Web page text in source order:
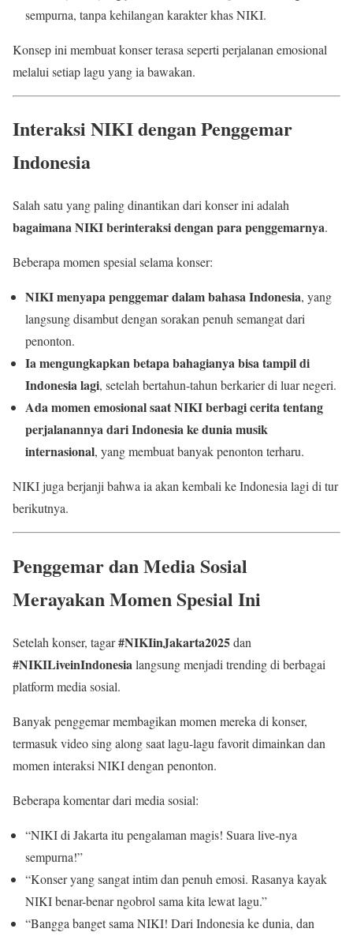
sempurna, tanpa kehilangan karakter khas NIKI.
Konsep ini membuat konser terasa seperti perjalanan emosional
melalui setiap lagu yang ia bawakan.
Interaksi NIKI dengan Penggemar
Indonesia
Salah satu yang paling dinantikan dari konser ini adalah
bagaimana NIKI berinteraksi dengan para penggemarnya.
Beberapa momen spesial selama konser:
NIKI menyapa penggemar dalam bahasa Indonesia, yang
langsung disambut dengan sorakan penuh semangat dari
penonton.
Ia mengungkapkan betapa bahagianya bisa tampil di
Indonesia lagi, setelah bertahun-tahun berkarier di luar negeri.
Ada momen emosional saat NIKI berbagi cerita tentang
perjalanannya dari Indonesia ke dunia musik
internasional, yang membuat banyak penonton terharu.
NIKI juga berjanji bahwa ia akan kembali ke Indonesia lagi di tur
berikutnya.
Penggemar dan Media Sosial
Merayakan Momen Spesial Ini
Setelah konser, tagar#NIKIinJakarta2025dan
#NIKILiveinIndonesialangsung menjadi trending di berbagai
platform media sosial.
Banyak penggemar membagikan momen mereka di konser,
termasuk video sing along saat lagu-lagu favorit dimainkan dan
momen interaksi NIKI dengan penonton.
Beberapa komentar dari media sosial:
“NIKI di Jakarta itu pengalaman magis! Suara live-nya
sempurna!”
“Konser yang sangat intim dan penuh emosi. Rasanya kayak
NIKI benar-benar ngobrol sama kita lewat lagu.”
“Bangga banget sama NIKI! Dari Indonesia ke dunia, dan